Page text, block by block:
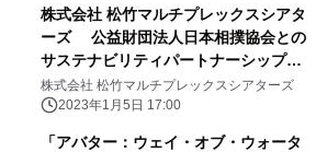
株式会社 松竹マルチプレックスシアタ
ーズ 公益財団法人日本相撲協会との
サステナビリティパートナーシップを
開始
株式会社 松竹マルチプレックスシアターズ
2023年1月5日 17:00
「アバター：ウェイ・オブ・ウォータ